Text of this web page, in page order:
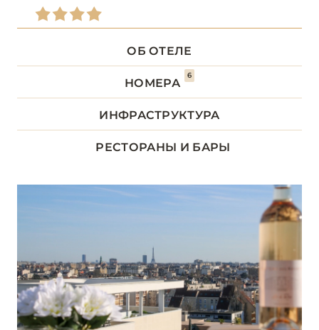
БРЕТАНЬ
БУРГУНДИЯ
ДОЛИНА ЛУАРЫ 8
ИЛЬ-ДЕ-ФРАНС
Kopster Hotel & Résidence Paris Ouest Colombes
2
ЛАЗУРНЫЙ БЕРЕГ 34
НОРМАНДИЯ 6
ОБ ОТЕЛЕ
НОМЕРА
6
ИНФРАСТРУКТУРА
РЕСТОРАНЫ И БАРЫ